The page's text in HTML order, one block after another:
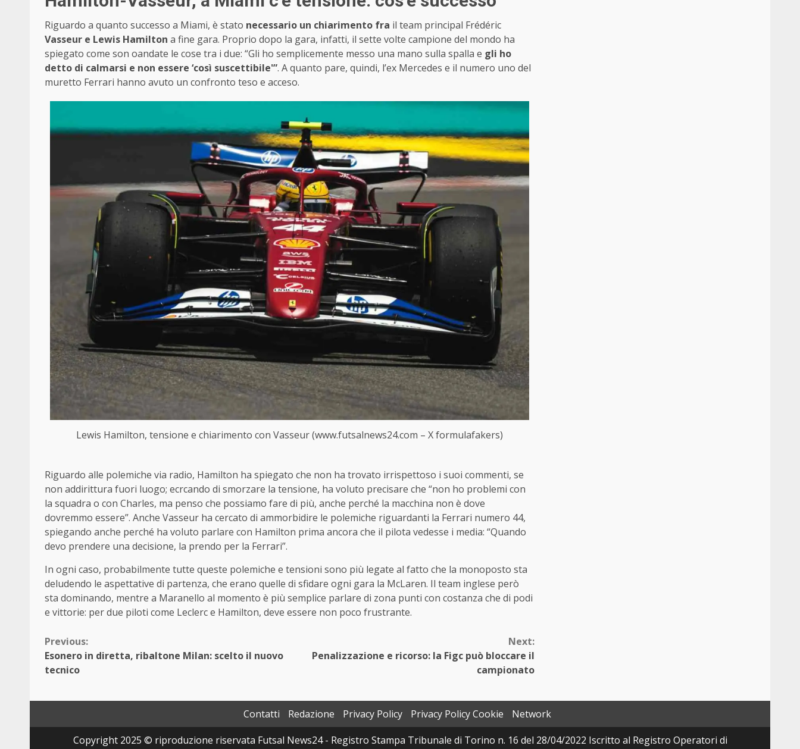
Riguardo a quanto successo a Miami, è stato necessario un chiarimento fra il team principal Frédéric
Vasseur e Lewis Hamilton a fine gara. Proprio dopo la gara, infatti, il sette volte campione del mondo ha
spiegato come son oandate le cose tra i due: “Gli ho semplicemente messo una mano sulla spalla e gli ho
detto di calmarsi e non essere ‘così suscettibile'”. A quanto pare, quindi, l’ex Mercedes e il numero uno del
muretto Ferrari hanno avuto un confronto teso e acceso.
Lewis Hamilton, tensione e chiarimento con Vasseur (www.futsalnews24.com – X formulafakers)
Riguardo alle polemiche via radio, Hamilton ha spiegato che non ha trovato irrispettoso i suoi commenti, se
non addirittura fuori luogo; ecrcando di smorzare la tensione, ha voluto precisare che “non ho problemi con
la squadra o con Charles, ma penso che possiamo fare di più, anche perché la macchina non è dove
dovremmo essere”. Anche Vasseur ha cercato di ammorbidire le polemiche riguardanti la Ferrari numero 44,
spiegando anche perché ha voluto parlare con Hamilton prima ancora che il pilota vedesse i media: “Quando
devo prendere una decisione, la prendo per la Ferrari”.
In ogni caso, probabilmente tutte queste polemiche e tensioni sono più legate al fatto che la monoposto sta
deludendo le aspettative di partenza, che erano quelle di sfidare ogni gara la McLaren. Il team inglese però
sta dominando, mentre a Maranello al momento è più semplice parlare di zona punti con costanza che di podi
e vittorie: per due piloti come Leclerc e Hamilton, deve essere non poco frustrante.
Continue
Reading
Previous:
Esonero in diretta, ribaltone Milan: scelto il nuovo
tecnico
Next:
Penalizzazione e ricorso: la Figc può bloccare il
campionato
Contatti Redazione Privacy Policy Privacy Policy Cookie
Network
Copyright 2025 © riproduzione riservata Futsal News24 - Registro Stampa Tribunale di Torino n. 16 del 28/04/2022 Iscritto al Registro Operatori di